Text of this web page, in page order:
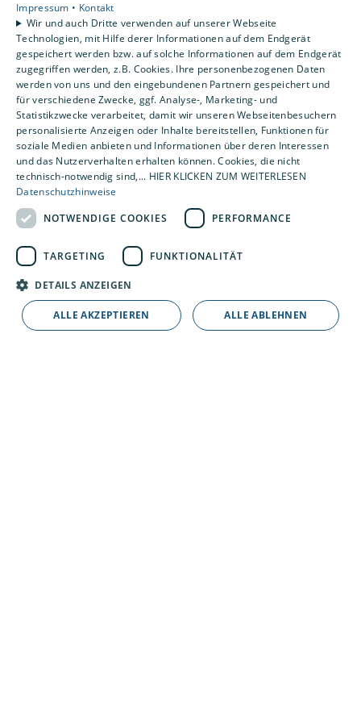
Unser Service
Impressum • Kontakt
Wir und auch Dritte verwenden auf unserer Webseite
Technologien, mit Hilfe derer Informationen auf dem Endgerät
gespeichert werden bzw. auf solche Informationen auf dem Endgerät
zugegriffen werden, z.B. Cookies. Ihre personenbezogenen Daten
werden von uns und den eingebundenen Partnern gespeichert und
für verschiedene Zwecke, ggf. Analyse-, Marketing- und
Statistikzwecke verarbeitet, damit wir unseren Webseitenbesuchern
personalisierte Anzeigen oder Inhalte bereitstellen, Funktionen für
soziale Medien anbieten und Informationen über deren Interessen
und das Nutzerverhalten erhalten können. Cookies, die nicht
technisch-notwendig sind,... HIER KLICKEN ZUM WEITERLESEN
Datenschutzhinweise
NOTWENDIGE COOKIES
PERFORMANCE
TARGETING FUNKTIONALITÄT
DETAILS ANZEIGEN
ALLE AKZEPTIEREN ALLE ABLEHNEN